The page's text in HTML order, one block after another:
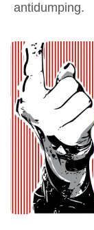
antidumping.